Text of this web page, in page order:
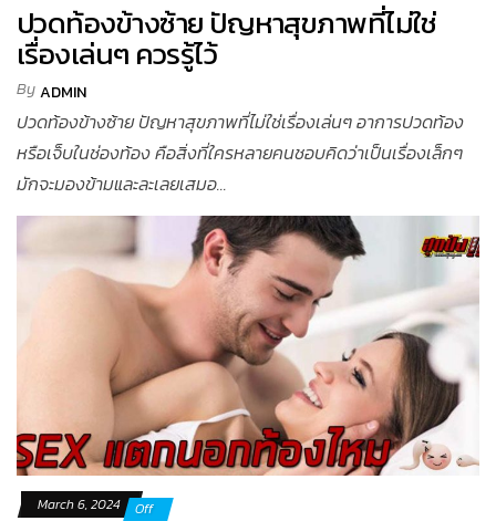
ปวดท้องข้างซ้าย ปัญหาสุขภาพที่ไม่ใช่
เรื่องเล่นๆ ควรรู้ไว้
ByADMIN
ปวดท้องข้างซ้าย ปัญหาสุขภาพที่ไม่ใช่เรื่องเล่นๆ อาการปวดท้อง
หรือเจ็บในช่องท้อง คือสิ่งที่ใครหลายคนชอบคิดว่าเป็นเรื่องเล็กๆ
มักจะมองข้ามและละเลยเสมอ...
March 6, 2024 Off